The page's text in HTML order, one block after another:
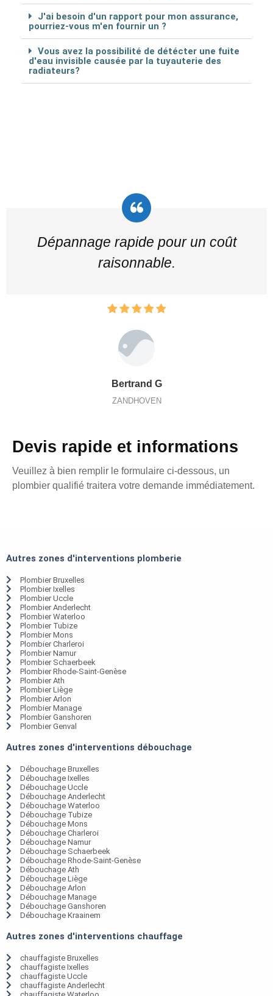
J'ai besoin d'un rapport pour mon assurance,
pourriez-vous m'en fournir un ?
Vous avez la possibilité de détécter une fuite
d'eau invisible causée par la tuyauterie des
radiateurs?
Dépannage rapide pour un coût
raisonnable.
Bertrand G
ZANDHOVEN
Devis rapide et informations
Veuillez à bien remplir le formulaire ci-dessous, un
plombier qualifié traitera votre demande immédiatement.
Autres zones d'interventions plomberie
Plombier Bruxelles
Plombier Ixelles
Plombier Uccle
Plombier Anderlecht
Plombier Waterloo
Plombier Tubize
Plombier Mons
Plombier Charleroi
Plombier Namur
Plombier Schaerbeek
Plombier Rhode-Saint-Genèse
Plombier Ath
Plombier Liège
Plombier Arlon
Plombier Manage
Plombier Ganshoren
Plombier Genval
Autres zones d'interventions débouchage
Débouchage Bruxelles
Débouchage Ixelles
Débouchage Uccle
Débouchage Anderlecht
Débouchage Waterloo
Débouchage Tubize
Débouchage Mons
Débouchage Charleroi
Débouchage Namur
Débouchage Schaerbeek
Débouchage Rhode-Saint-Genèse
Débouchage Ath
Débouchage Liège
Débouchage Arlon
Débouchage Manage
Débouchage Ganshoren
Débouchage Kraainem
Autres zones d'interventions chauffage
chauffagiste Bruxelles
chauffagiste Ixelles
chauffagiste Uccle
chauffagiste Anderlecht